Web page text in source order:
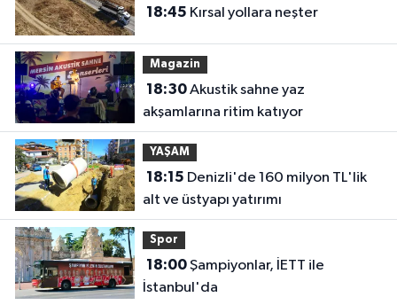
18:45 Kırsal yollara neşter
Magazin
18:30Akustik sahne yaz
akşamlarına ritim katıyor
YAŞAM
18:15
alt ve üstyapı yatırımı
Spor
18:00Şampiyonlar, İETT ile
İstanbul'da